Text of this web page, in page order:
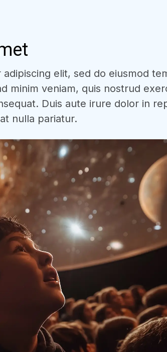
elit, sed do eiusmod
minim veniam, quis nostrud
Duis aute irure dolor in
nulla pariatur.